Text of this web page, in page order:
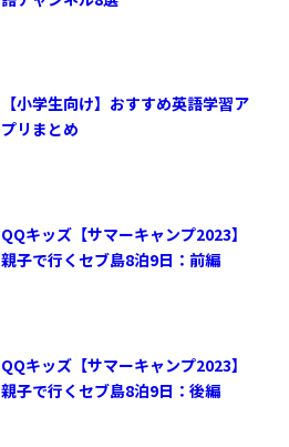
【小学生向け】おすすめ英語学習ア
プリまとめ
QQキッズ【サマーキャンプ2023】
親子で行くセブ島8泊9日：前編
QQキッズ【サマーキャンプ2023】
親子で行くセブ島8泊9日：後編